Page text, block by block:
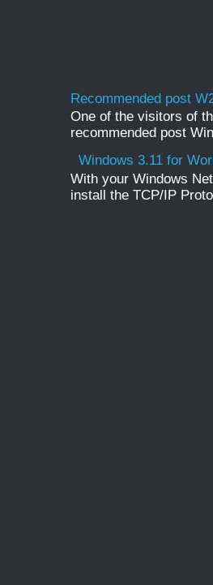
Recommended post
One of the visitors of
recommended post
Windows 3.11 for
With your Windows
install the TCP/IP